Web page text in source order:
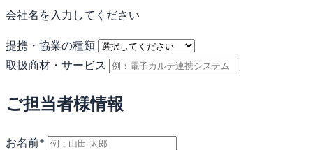
会社名を入力してください
提携・協業の種類
取扱商材・サービス
ご担当者様情報
お名前*